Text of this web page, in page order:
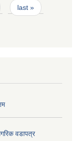
last »
वडापत्र